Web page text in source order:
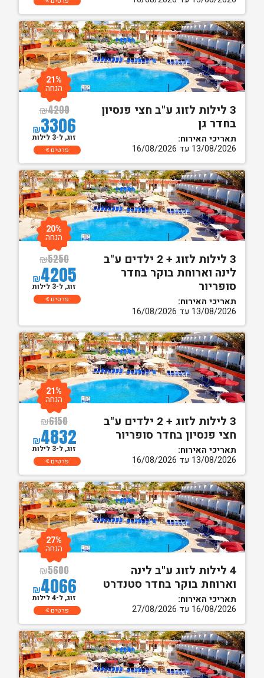
3 לילות לזוג ע"ב חצי פנסיון
בחדר גן
תאריכי האירוח:
13/08/2026 עד 16/08/2026
₪4200
₪3306
21%
הנחה
זוג, ל-3 לילות
פרטים
3 לילות לזוג + 2 ילדים ע"ב
לינה וארוחת בוקר בחדר
סופריור
תאריכי האירוח:
13/08/2026 עד 16/08/2026
₪5250
₪4205
20%
הנחה
זוג, ל-3 לילות
פרטים
3 לילות לזוג + 2 ילדים ע"ב
חצי פנסיון בחדר סופריור
תאריכי האירוח:
13/08/2026 עד 16/08/2026
₪6150
₪4832
21%
הנחה
זוג, ל-3 לילות
פרטים
4 לילות לזוג ע"ב לינה
וארוחת בוקר בחדר סטנדרט
תאריכי האירוח:
16/08/2026 עד 27/08/2026
₪5600
₪4066
27%
הנחה
זוג, ל-4 לילות
פרטים